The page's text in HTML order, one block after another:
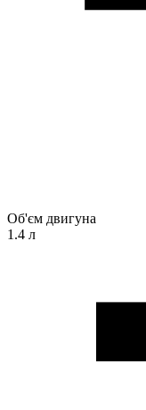
Об'єм двигуна
1.4 л